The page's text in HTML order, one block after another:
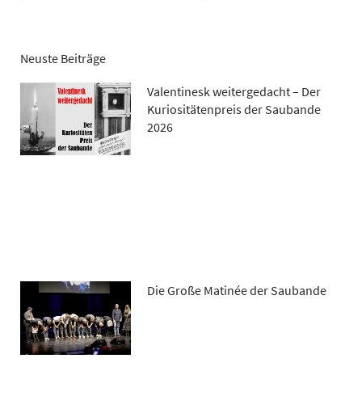
Neuste Beiträge
Valentinesk weitergedacht – Der
Kuriositätenpreis der Saubande
2026
Die Große Matinée der Saubande